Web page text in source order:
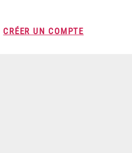
CRÉER UN COMPTE